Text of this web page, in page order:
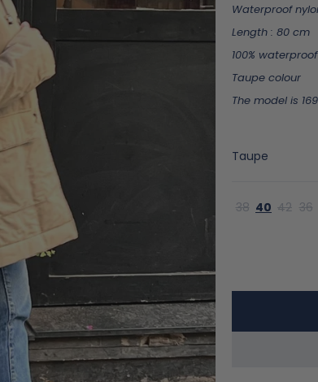
Waterproof
Length : 80 cm
100%
Taupe colour
The model is
taupe
38 40 42 36